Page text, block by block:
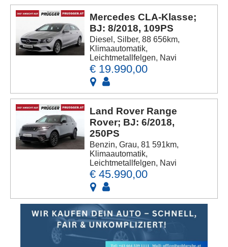
Mercedes CLA-Klasse;
BJ: 8/2018, 109PS
Diesel, Silber, 88 656km,
Klimaautomatik,
Leichtmetallfelgen, Navi
€ 19.990,00
Land Rover Range
Rover; BJ: 6/2018,
250PS
Benzin, Grau, 81 591km,
Klimaautomatik,
Leichtmetallfelgen, Navi
€ 45.990,00